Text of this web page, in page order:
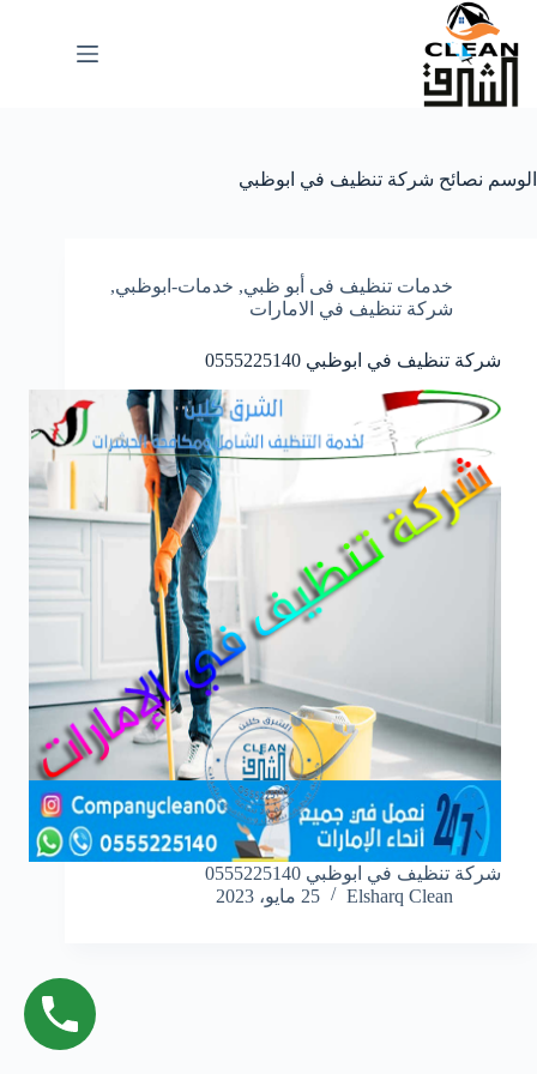
التجاوز
المحتوى
الوسم نصائح شركة تنظيف في ابوظبي
خدمات تنظيف فى أبو ظبي, خدمات-ابوظبي,
شركة تنظيف في الامارات
شركة تنظيف في ابوظبي 0555225140
شركة تنظيف في ابوظبي 0555225140
Elsharq Clean
25 مايو، 2023